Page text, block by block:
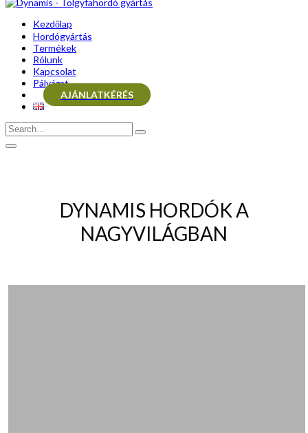
Kezdőlap
Hordógyártás
Termékek
Rólunk
Kapcsolat
Pályázat
AJÁNLATKÉRÉS
DYNAMIS HORDÓK A
NAGYVILÁGBAN